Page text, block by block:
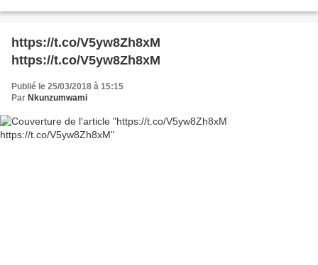
https://t.co/V5yw8Zh8xM
https://t.co/V5yw8Zh8xM
Publié le 25/03/2018 à 15:15
Par Nkunzumwami